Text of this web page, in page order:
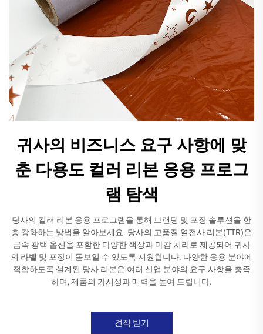
귀사의 비즈니스 요구 사항에 맞
춘 다용도 컬러 리본 응용 프로그
램 탐색
당사의 컬러 리본 응용 프로그램을 통해 브랜딩 및 포장 솔루션을 한
층 강화하는 방법을 알아보세요. 당사의 고품질 열전사 리본(TTR)은
금속 광택 옵션을 포함한 다양한 색상과 마감 처리로 제공되어 귀사
의 라벨 및 포장이 돋보일 수 있도록 지원합니다. 다양한 응용 분야에
적합하도록 설계된 당사 리본은 여러 산업 분야의 요구 사항을 충족
하며, 제품의 가시성과 매력을 높여 드립니다.
견적 받기